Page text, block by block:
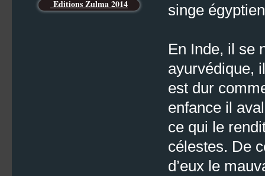
Editions Zulma 2014
singe
En Inde, il se
ayurvédique,
est dur
enfance il
ce qui le
célestes. De
d’eux le